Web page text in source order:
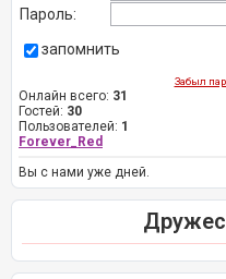
Пароль:
запомнить
Забыл
Онлайн всего: 31
Гостей: 30
Пользователей: 1
Forever_Red
Вы с нами уже дней.